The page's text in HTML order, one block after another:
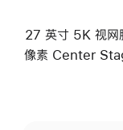
27 英寸 5K 视网
像素 Center